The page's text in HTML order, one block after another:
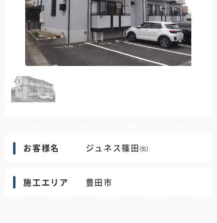
お客様名 ジュネス篠田㈼
施工エリア 豊田市